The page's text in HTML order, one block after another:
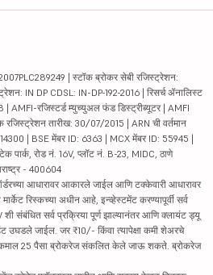
| स्टॉक ब्रोकर सेबी रजिस्ट्रेशन:
IN DP CDSL: IN-DP-192-2016 | रिसर्च ॲनालिस्ट
AMFI-रजिस्टर्ड म्युच्युअल फंड डिस्ट्रीब्यूटर | AMFI
तारीख: 30/07/2015 | ARN ची वर्तमान
| BSE मेंबर ID: 6363 | MCX मेंबर ID: 55945 |
पार्क, रोड नं. 16V, प्लॉट नं. B-23, MIDC, ठाणे
- 400604
आधारावर आकारले जाईल आणि टक्केवारी आधारावर
रिस्कच्या अधीन आहे, इन्व्हेस्टमेंट करण्यापूर्वी सर्व
संबंधित सर्व प्रक्रिया पूर्ण झाल्यानंतर आणि क्लायंट ड्यू
उघडले जाईल. जर ₹10/- किंवा त्यापेक्षा कमी शेअरचे
25 पैसा ब्रोकरेज संकलित केले जाऊ शकते. ब्रोकरेज